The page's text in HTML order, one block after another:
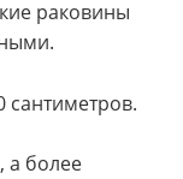
раковины
а более